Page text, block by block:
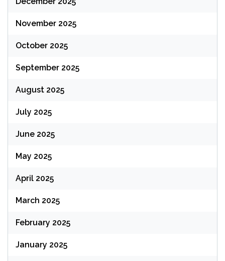
November 2025
October 2025
September 2025
August 2025
July 2025
June 2025
May 2025
April 2025
March 2025
February 2025
January 2025